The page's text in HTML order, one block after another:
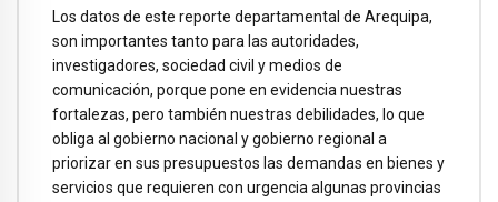
Los datos de este reporte departamental de Arequipa,
son importantes tanto para las autoridades,
investigadores, sociedad civil y medios de
comunicación, porque pone en evidencia nuestras
fortalezas, pero también nuestras debilidades, lo que
obliga al gobierno nacional y gobierno regional a
priorizar en sus presupuestos las demandas en bienes y
servicios que requieren con urgencia algunas provincias